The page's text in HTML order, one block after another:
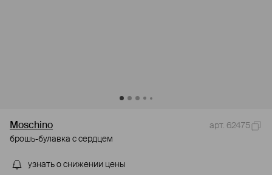
Moschino
арт. 62475
брошь-булавка с сердцем
узнать о снижении цены